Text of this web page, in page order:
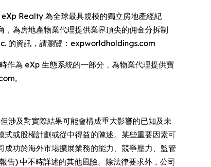
Realty 為全球最具規模的獨立房地產經紀
為房地產物業代理提供業界頂尖的佣金分拆制
的資訊，請瀏覽：expworldholdings.com
作為 eXp 生態系統的一部分，為物業代理提供寶
。
涉及對實際結果可能會構成重大影響的已知及未
或股權計劃或從中得益的陳述。某些重要因素可
功於海外市場擴展業務的能力、競爭壓力、監管
告) 中不時詳述的其他風險。除法律要求外，公司